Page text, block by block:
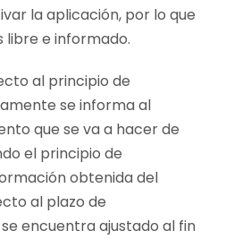
la aplicación, por lo que
e informado.
al principio de
se informa al
que se va a hacer de
el principio de
obtenida del
al plazo de
encuentra ajustado al fin